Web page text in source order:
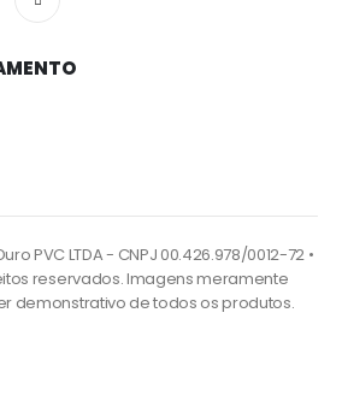
PVC LTDA - CNPJ 00.426.978/0012-72 •
reservados. Imagens meramente
demonstrativo de todos os produtos.